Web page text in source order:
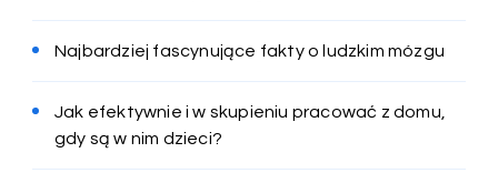
Najbardziej fascynujące fakty o ludzkim mózgu
Jak efektywnie i w skupieniu pracować z domu,
gdy są w nim dzieci?